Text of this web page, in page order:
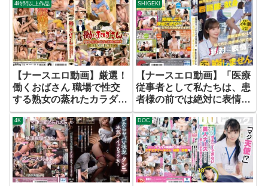
川すず」Box3
4時間以上作品
【ナースエロ動画】厳選！
働くおばさん 職場で性交
する熟女の蒸れたカラダ
BEST SELECTION vol.2
SHIGEKI
【ナースエロ動画】「医療
従事者として私たちは、患
者様の前では絶対に表情を
崩しません」限界集落の病
院を支える看護師の献身
4K DOC